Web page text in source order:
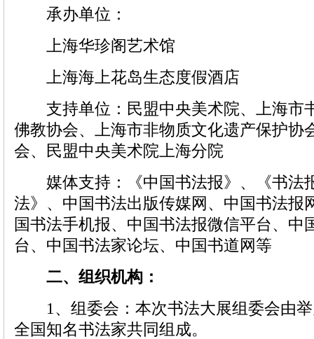
承办单位：
上海华珍阁艺术馆
上海海上花岛生态度假酒店
支持单位：民盟中央美术院、上海市
佛教协会、上海市非物质文化遗产保护协
会、民盟中央美术院上海分院
媒体支持：《中国书法报》、《书法
法》、中国书法出版传媒网、中国书法报
国书法手机报、中国书法报微信平台、中
台、中国书法家论坛、中国书道网等
二、组织机构 ：
1、组委会：本次书法大展组委会由举
全国知名书法家共同组成。